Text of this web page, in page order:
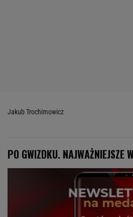
Jakub Trochimowicz